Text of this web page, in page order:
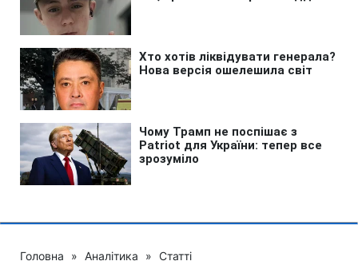
Головна » Аналітика » Статті